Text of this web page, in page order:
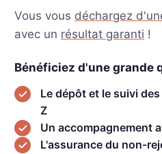
Vous vous déchargez
avec un résultat garanti !
Bénéficiez d'une grande
Le dépôt et le suivi
Z
Un accompagnement
L'assurance du non-